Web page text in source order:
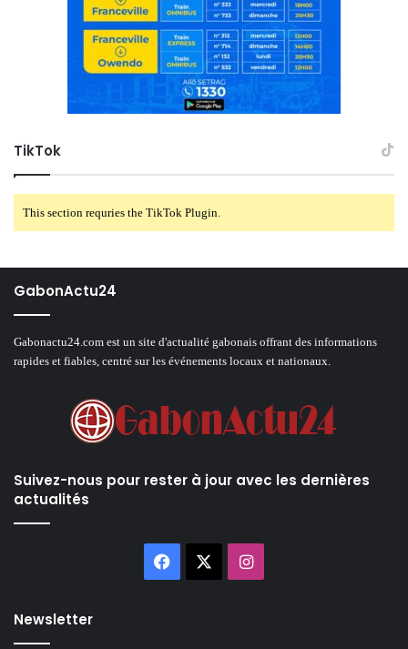
TikTok
This section requries the TikTok Plugin.
GabonActu24
Gabonactu24.com est un site d'actualité gabonais offrant des informations
rapides et fiables, centré sur les événements locaux et nationaux.
Suivez-nous pour rester à jour avec les dernières
actualités
Facebook Instagram
Newsletter